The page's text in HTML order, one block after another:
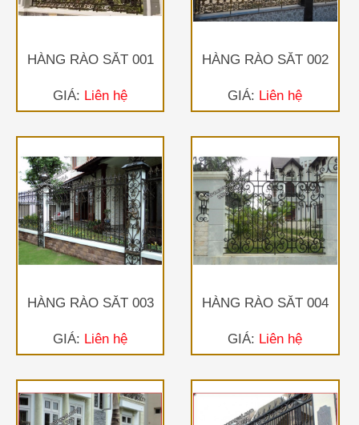
HÀNG RÀO SẮT 001
GIÁ: Liên hệ
HÀNG RÀO SẮT 002
GIÁ: Liên hệ
HÀNG RÀO SẮT 003
GIÁ: Liên hệ
HÀNG RÀO SẮT 004
GIÁ: Liên hệ